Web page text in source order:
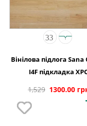
Вінілова підлога Sana
I4F підкладка
1,529 1300.00